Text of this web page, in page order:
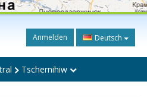
Anmelden Deutsch
Tschernihiw